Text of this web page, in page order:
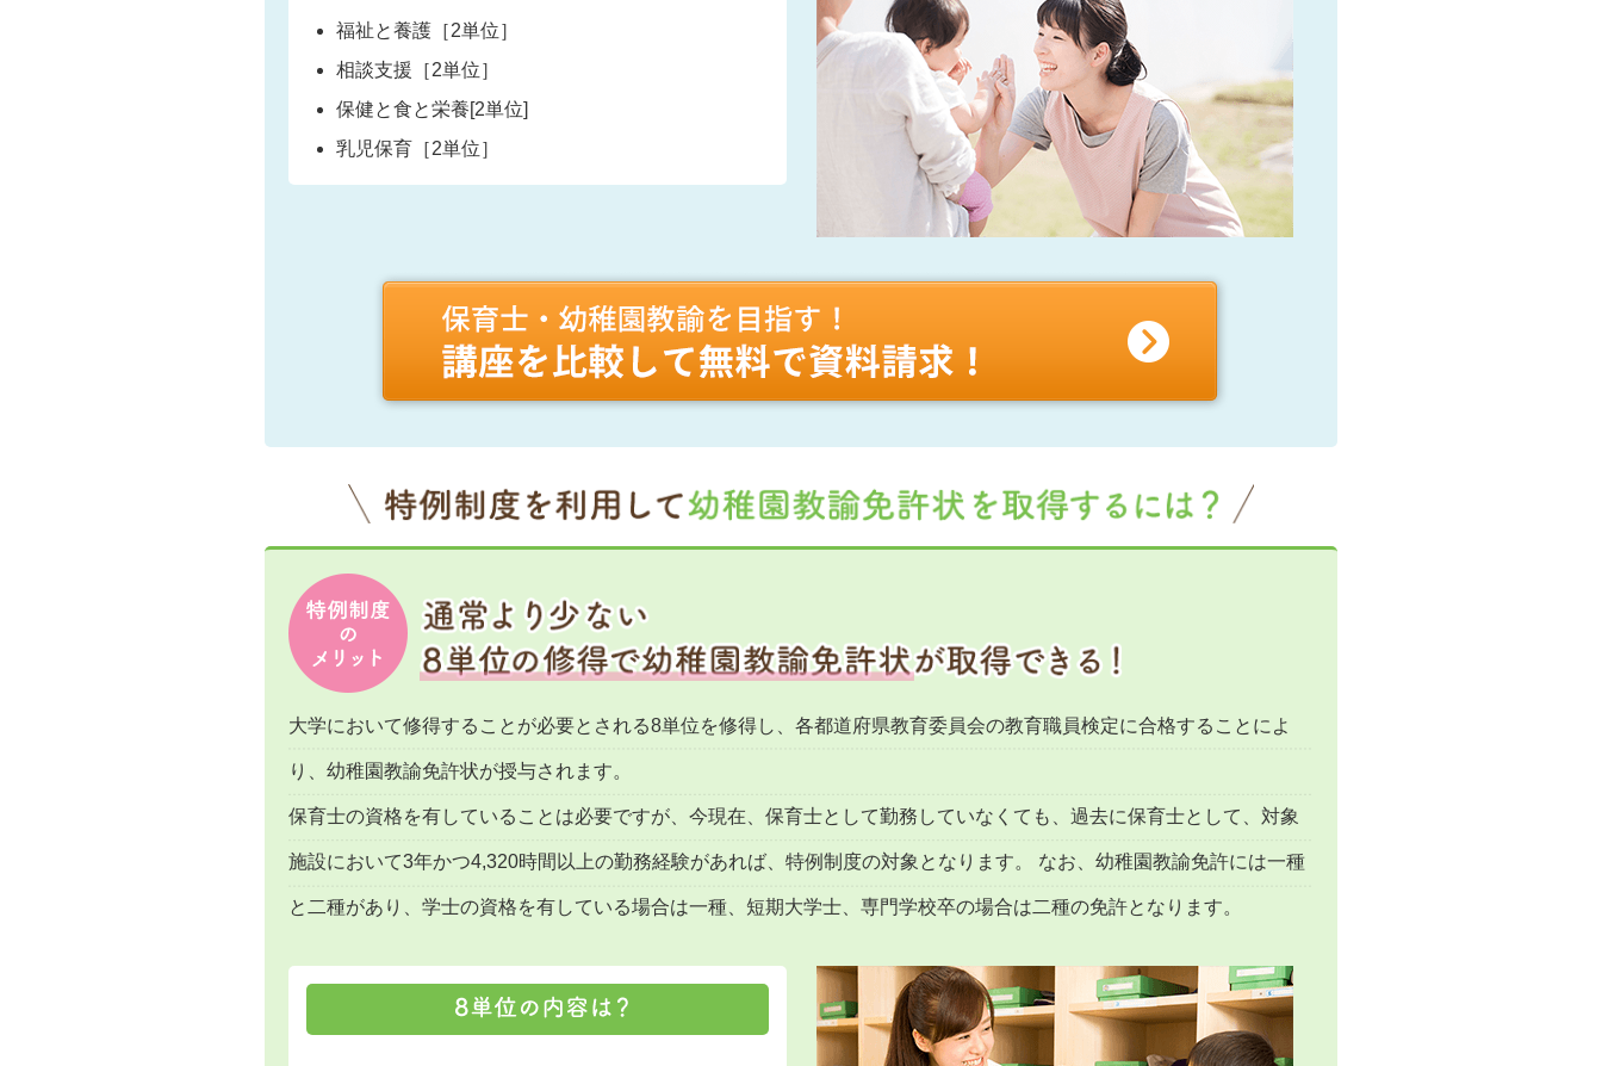
福祉と養護［2単位］
相談支援［2単位］
保健と食と栄養[2単位]
乳児保育［2単位］
大学において修得することが必要とされる8単位を修得し、各都道府県教育委員会の教育職員検定に合格することによ
り、幼稚園教諭免許状が授与されます。
保育士の資格を有していることは必要ですが、今現在、保育士として勤務していなくても、過去に保育士として、対象
施設において3年かつ4,320時間以上の勤務経験があれば、特例制度の対象となります。 なお、幼稚園教諭免許には一種
と二種があり、学士の資格を有している場合は一種、短期大学士、専門学校卒の場合は二種の免許となります。